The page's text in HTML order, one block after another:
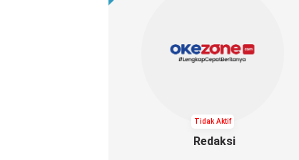
Redaksi
Tidak Aktif